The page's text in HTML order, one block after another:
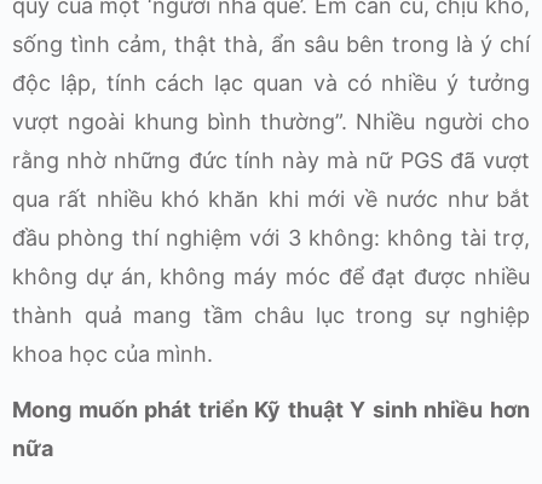
quý của một ‘người nhà quê’. Em cần cù, chịu khó,
sống tình cảm, thật thà, ẩn sâu bên trong là ý chí
độc lập, tính cách lạc quan và có nhiều ý tưởng
vượt ngoài khung bình thường”. Nhiều người cho
rằng nhờ những đức tính này mà nữ PGS đã vượt
qua rất nhiều khó khăn khi mới về nước như bắt
đầu phòng thí nghiệm với 3 không: không tài trợ,
không dự án, không máy móc để đạt được nhiều
thành quả mang tầm châu lục trong sự nghiệp
khoa học của mình.
Mong muốn phát triển Kỹ thuật Y sinh nhiều hơn
nữa